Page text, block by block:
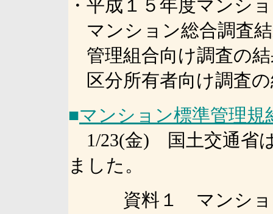
・平成１５年度マンシ
マンション総合調査
管理組合向け調査の
区分所有者向け調査
■マンション標準管理規
1/23(金) 国土交通省
ました。
資料１ マンション